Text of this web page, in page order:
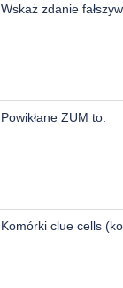
Wskaż zdanie
Powikłane ZUM to:
Komórki clue cells